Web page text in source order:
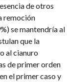
de otros
remoción
se mantendría al
que la
al cianuro
de primer orden
el primer caso y